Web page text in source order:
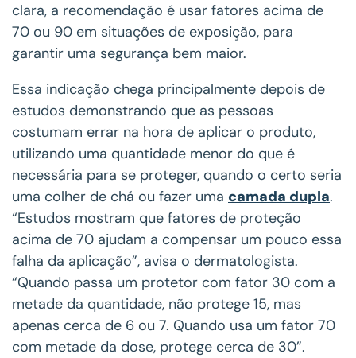
clara, a recomendação é usar fatores acima de
70 ou 90 em situações de exposição, para
garantir uma segurança bem maior.
Essa indicação chega principalmente depois de
estudos demonstrando que as pessoas
costumam errar na hora de aplicar o produto,
utilizando uma quantidade menor do que é
necessária para se proteger, quando o certo seria
uma colher de chá ou fazer uma camada dupla.
“Estudos mostram que fatores de proteção
acima de 70 ajudam a compensar um pouco essa
falha da aplicação”, avisa o dermatologista.
“Quando passa um protetor com fator 30 com a
metade da quantidade, não protege 15, mas
apenas cerca de 6 ou 7. Quando usa um fator 70
com metade da dose, protege cerca de 30”.